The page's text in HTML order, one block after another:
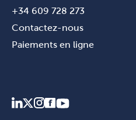
+34 609 728 273
Contactez-nous
Paiements en ligne